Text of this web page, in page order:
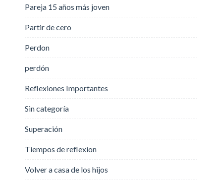
Pareja 15 años más joven
Partir de cero
Perdon
perdón
Reflexiones Importantes
Sin categoría
Superación
Tiempos de reflexion
Volver a casa de los hijos